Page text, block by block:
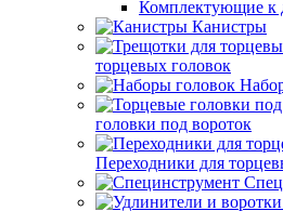
Комплектующие к
Канистры
торцевых головок
головки под вороток
Переходники для